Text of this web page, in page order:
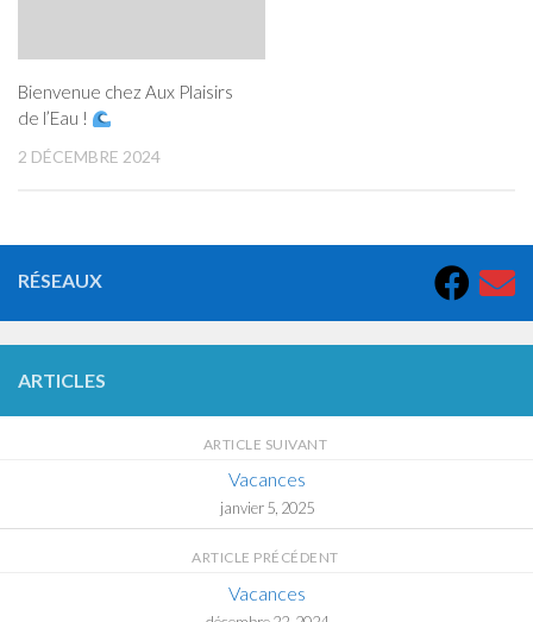
Bienvenue chez Aux Plaisirs
de l’Eau !
2 DÉCEMBRE 2024
RÉSEAUX
ARTICLES
ARTICLE SUIVANT
Vacances
janvier 5, 2025
ARTICLE PRÉCÉDENT
Vacances